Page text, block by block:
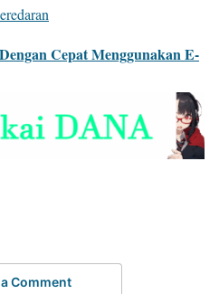
Cepat Menggunakan E-
Comment